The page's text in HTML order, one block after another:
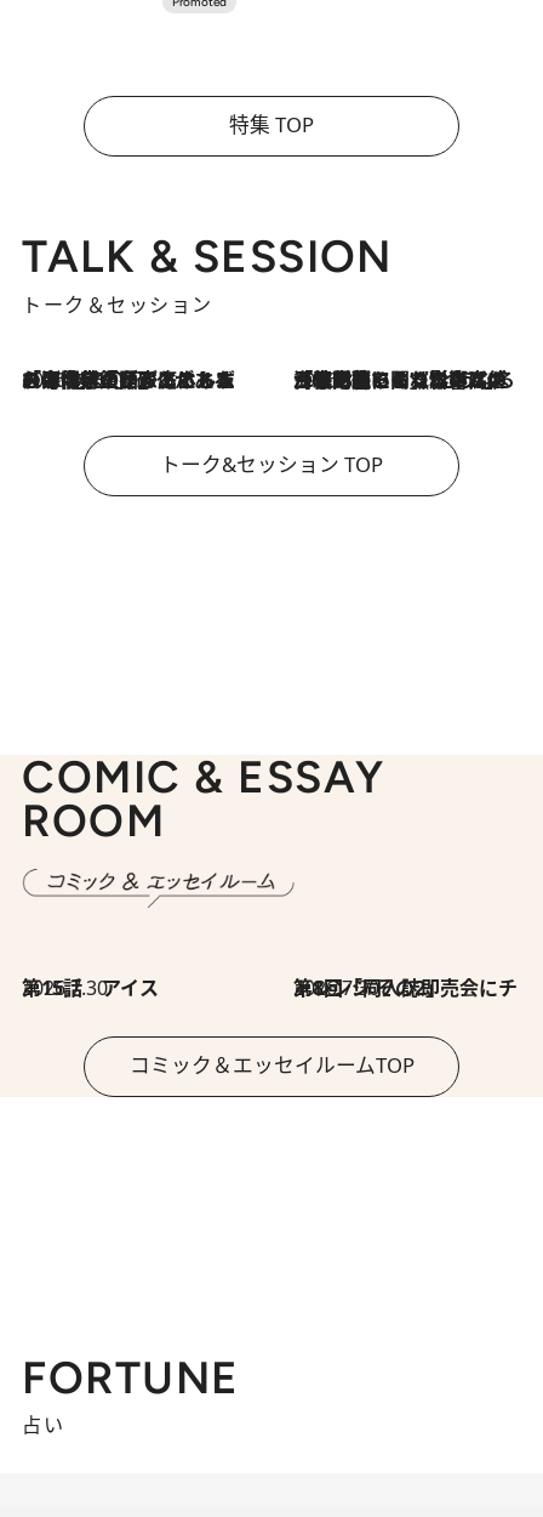
特集 TOP
TALK & SESSION
トーク＆セッション
2026.8.3
「今後値上げがあるとすれば…」「リスクがあるのは今年の冬」エネルギー専門家が語る、ホルムズ海峡封鎖が家庭にもたらす“ある心配” 2026.8.3
「住宅建てられない…」「サーチャージ料の高値が続いている」ホルムズ海峡封鎖による影響はいつまで続く？《エネルギー専門家に聞く“どうなる日本の暮らし”》
トーク&セッション TOP
COMIC & ESSAY
ROOM
2026.7.30
第15話 アイス 2026.7.30
第8回「同人誌即売会にチャレンジ その2」
コミック＆エッセイルームTOP
FORTUNE
占い